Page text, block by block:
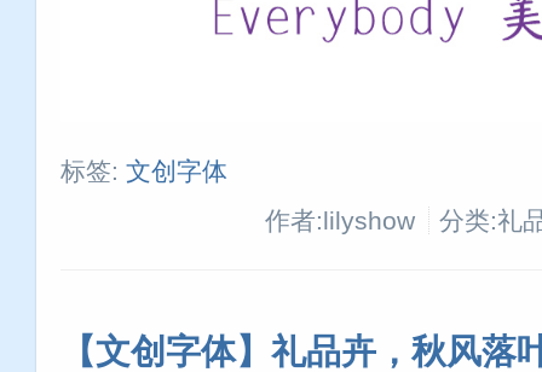
标签: 文创字体
作者:lilyshow
分类:礼
【文创字体】礼品卉，秋风落